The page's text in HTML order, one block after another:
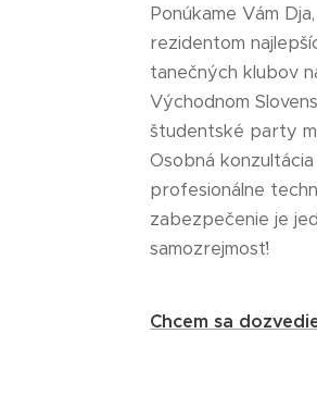
Ponúkame Vám
rezidentom
tanečných klubov
Východnom
študentské party
Osobná konzultácia
profesionálne
zabezpečenie je
samozrejmosť!
Chcem sa